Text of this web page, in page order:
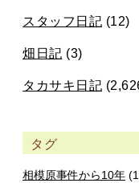
スタッフ日記 (12)
畑日記 (3)
タカサキ日記
タグ
相模原事件から10年